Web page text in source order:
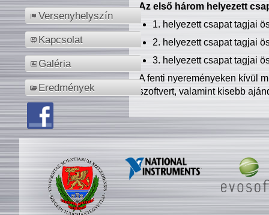
Versenyhelyszín
Kapcsolat
Galéria
Eredmények
Az első három helyezett
1. helyezett csapat tagjai
2. helyezett csapat tagjai
3. helyezett csapat tagjai
A fenti nyereményeken kívül
szoftvert, valamint kisebb